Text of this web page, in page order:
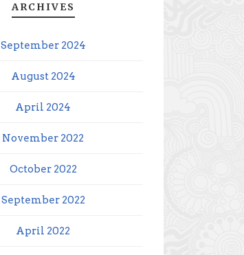
ARCHIVES
September 2024
August 2024
April 2024
November 2022
October 2022
September 2022
April 2022